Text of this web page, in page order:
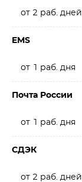
от 2 раб. дней
EMS
от 1 раб. дня
Почта России
от 1 раб. дня
СДЭК
от 2 раб. дней